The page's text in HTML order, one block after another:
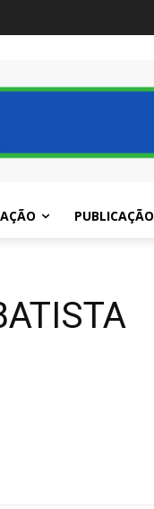
PUBLICAÇÃO